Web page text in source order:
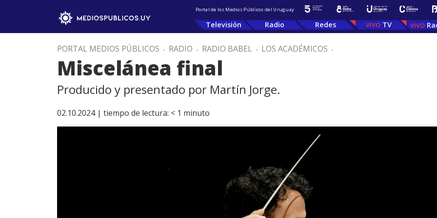
Portal de los Medios Públicos del Uruguay
Televisión Radio Redes TV
PORTAL MEDIOS PÚBLICOS . RADIO . RADIO BABEL . LOS ACADÉMICOS .
Miscelánea final
Producido y presentado por Martín Jorge.
02.10.2024 | tiempo de lectura: < 1 minuto